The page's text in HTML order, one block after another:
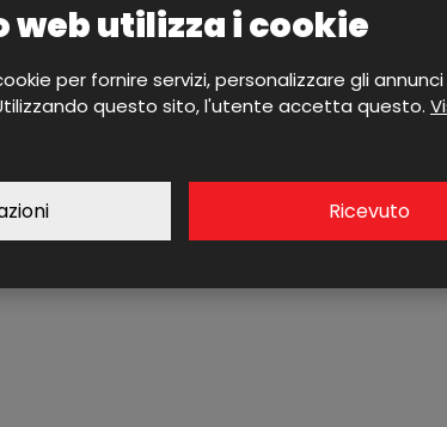
web utilizza i cookie
per fornire servizi, personalizzare gli annunci
questo sito, l'utente accetta questo.
Ricevuto